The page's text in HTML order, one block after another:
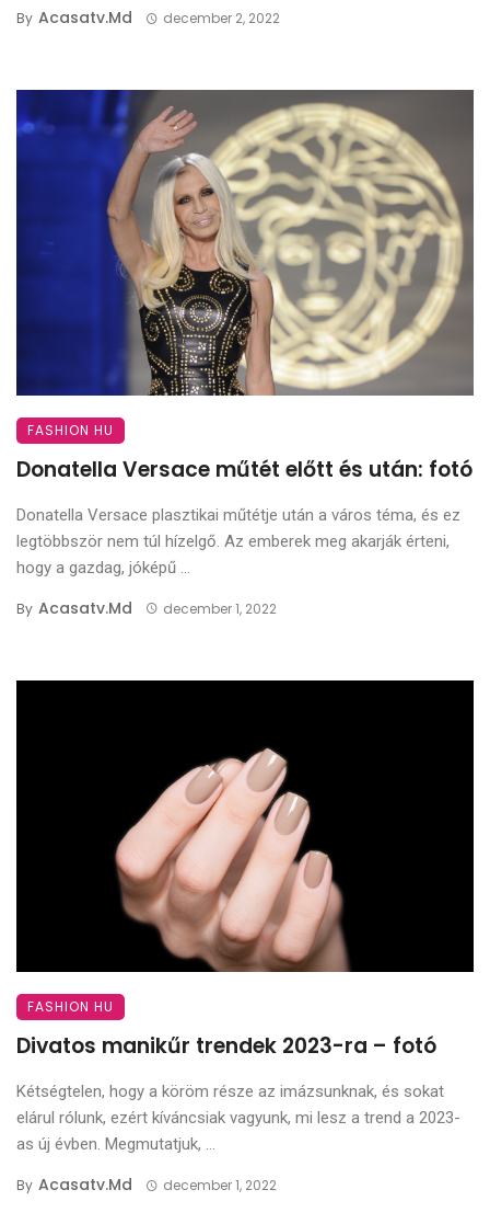
By Acasatv.md december 2, 2022
FASHION HU
Donatella Versace műtét előtt és után: fotó
Donatella Versace plasztikai műtétje után a város téma, és ez
legtöbbször nem túl hízelgő. Az emberek meg akarják érteni,
hogy a gazdag, jóképű ...
By Acasatv.md december 1, 2022
FASHION HU
Divatos manikűr trendek 2023-ra – fotó
Kétségtelen, hogy a köröm része az imázsunknak, és sokat
elárul rólunk, ezért kíváncsiak vagyunk, mi lesz a trend a 2023-
as új évben. Megmutatjuk, ...
By Acasatv.md december 1, 2022